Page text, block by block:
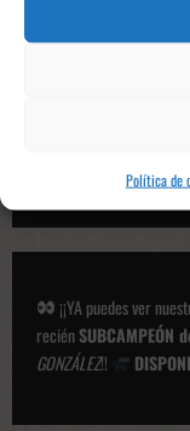
Política de
¡¡YA puedes ver
reciénSUBCAMPEÓN
GONZÁLEZ!!